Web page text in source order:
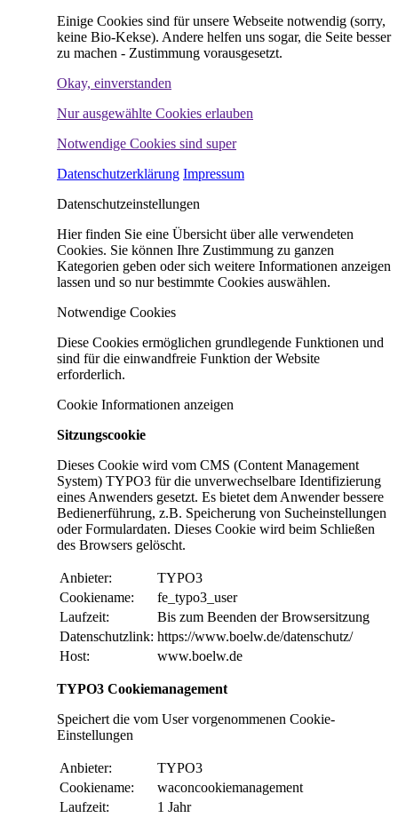
Einige Cookies sind für unsere Webseite notwendig (sorry,
keine Bio-Kekse). Andere helfen uns sogar, die Seite besser
zu machen - Zustimmung vorausgesetzt.
Okay, einverstanden
Nur ausgewählte Cookies erlauben
Notwendige Cookies sind super
Datenschutzerklärung Impressum
Datenschutzeinstellungen
Hier finden Sie eine Übersicht über alle verwendeten
Cookies. Sie können Ihre Zustimmung zu ganzen
Kategorien geben oder sich weitere Informationen anzeigen
lassen und so nur bestimmte Cookies auswählen.
Notwendige Cookies
Diese Cookies ermöglichen grundlegende Funktionen und
sind für die einwandfreie Funktion der Website
erforderlich.
Cookie Informationen anzeigen
Sitzungscookie
Dieses Cookie wird vom CMS (Content Management
System) TYPO3 für die unverwechselbare Identifizierung
eines Anwenders gesetzt. Es bietet dem Anwender bessere
Bedienerführung, z.B. Speicherung von Sucheinstellungen
oder Formulardaten. Dieses Cookie wird beim Schließen
des Browsers gelöscht.
Anbieter:
TYPO3
Cookiename:
fe_typo3_user
Laufzeit:
Bis zum Beenden der Browsersitzung
Datenschutzlink: https://www.boelw.de/datenschutz/
Host:
www.boelw.de
TYPO3 Cookiemanagement
Speichert die vom User vorgenommenen Cookie-
Einstellungen
Anbieter:
TYPO3
Cookiename:
waconcookiemanagement
Laufzeit:
1 Jahr